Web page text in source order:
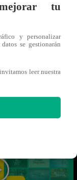
del viernes 11
votar
opinión es
de “El
tu
y personalizar
se gestionarán
leer nuestra